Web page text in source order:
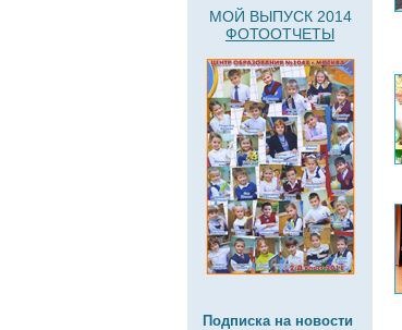
МОЙ ВЫПУСК 2014
ФОТООТЧЕТЫ
Подписка на новости